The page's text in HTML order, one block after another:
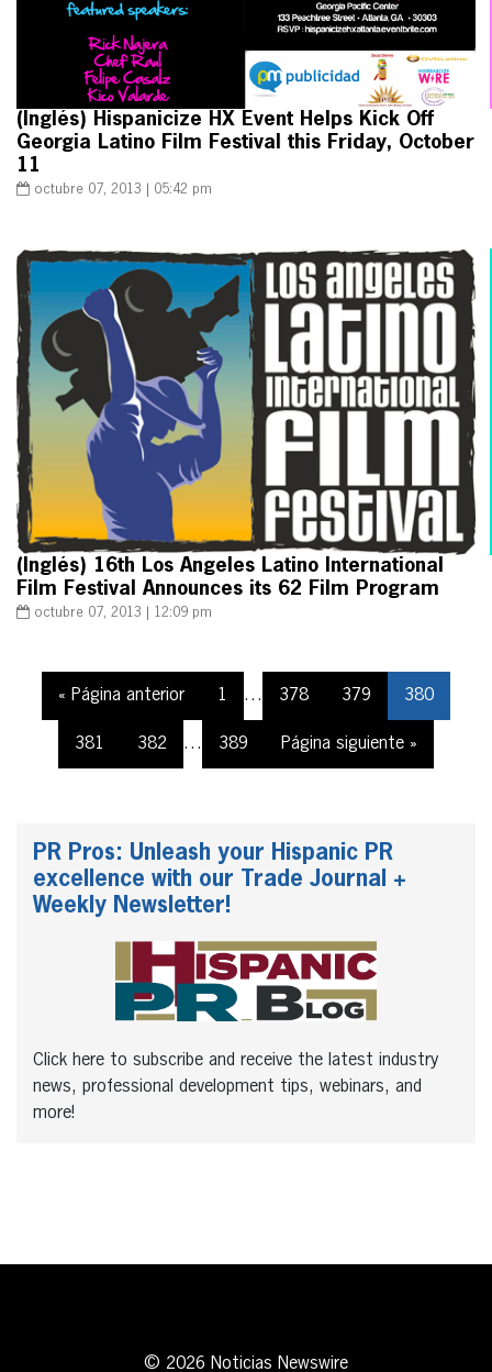
(Inglés) Hispanicize HX Event Helps Kick Off
Georgia Latino Film Festival this Friday, October
11
octubre 07, 2013 | 05:42 pm
(Inglés) 16th Los Angeles Latino International
Film Festival Announces its 62 Film Program
octubre 07, 2013 | 12:09 pm
« Página anterior 1 … 378 379 380
381 382 … 389 Página siguiente »
PR Pros: Unleash your Hispanic PR
excellence with our Trade Journal +
Weekly Newsletter!
Click here to subscribe and receive the latest industry
news, professional development tips, webinars, and
more!
© 2026 Noticias Newswire